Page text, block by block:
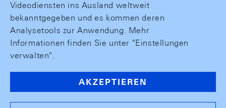
Videodiensten ins Ausland weltweit
bekanntgegeben und es kommen deren
Analysetools zur Anwendung. Mehr
Informationen finden Sie unter "Einstellungen
verwalten".
AKZEPTIEREN